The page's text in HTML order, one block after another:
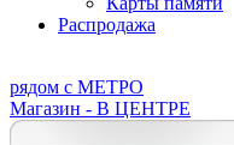
Распродажа
рядом с МЕТРО
Магазин - В ЦЕНТРЕ